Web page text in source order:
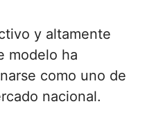
y altamente
modelo ha
como uno de
nacional.